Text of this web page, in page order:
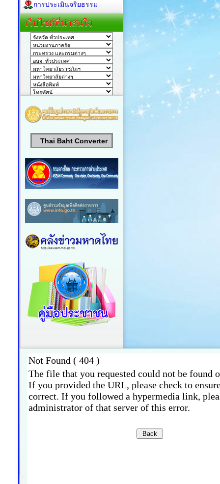
การประเมินจริยธรรม
เว็บไซต์ที่น่าสนใจ
Thai Baht Converter